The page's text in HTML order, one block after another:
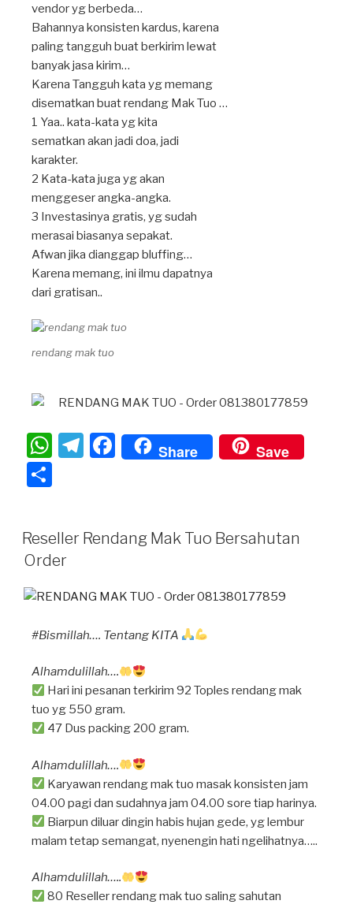
vendor yg berbeda…
Bahannya konsisten kardus, karena
paling tangguh buat berkirim lewat
banyak jasa kirim…
Karena Tangguh kata yg memang
disematkan buat rendang Mak Tuo …
1 Yaa.. kata-kata yg kita
sematkan akan jadi doa, jadi
karakter.
2 Kata-kata juga yg akan
menggeser angka-angka.
3 Investasinya gratis, yg sudah
merasai biasanya sepakat.
Afwan jika dianggap bluffing…
Karena memang, ini ilmu dapatnya
dari gratisan..
rendang mak tuo
W
A
p
p
T
a
F
a
b
o
Share Save
ar
e
Reseller Rendang Mak Tuo Bersahutan
Order
#Bismillah…. Tentang KITA
Alhamdulillah….
Hari ini pesanan terkirim 92 Toples rendang mak
tuo yg 550 gram.
47 Dus packing 200 gram.
Alhamdulillah….
Karyawan rendang mak tuo masak konsisten jam
04.00 pagi dan sudahnya jam 04.00 sore tiap harinya.
Biarpun diluar dingin habis hujan gede, yg lembur
malam tetap semangat, nyenengin hati ngelihatnya…..
Alhamdulillah…..
80 Reseller rendang mak tuo saling sahutan